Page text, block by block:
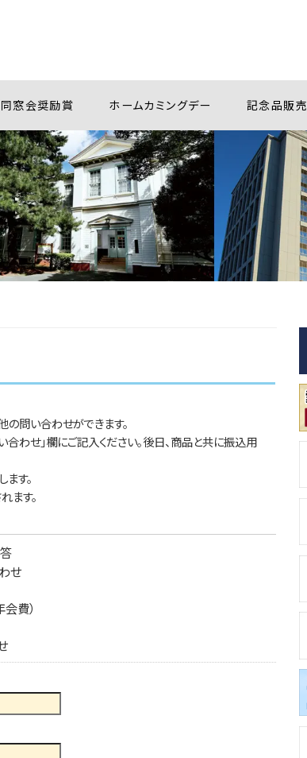
同窓会奨励賞 ホームカミングデー 記念品販売
の問い合わせができます。
わせ」欄にご記入ください。後日、商品と共に振込用
す。
ます。
せ
費）